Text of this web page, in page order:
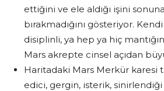
ettiğini ve ele aldığı işini
bırakmadığını gösteriyor.
disiplinli, ya hep ya hiç
Mars akrepte cinsel açıdan
Haritadaki Mars Merkür karesi
edici, gergin, isterik,